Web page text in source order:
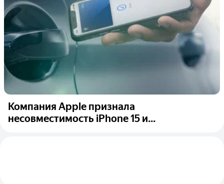
Компания Apple признала
несовместимость iPhone 15 и...